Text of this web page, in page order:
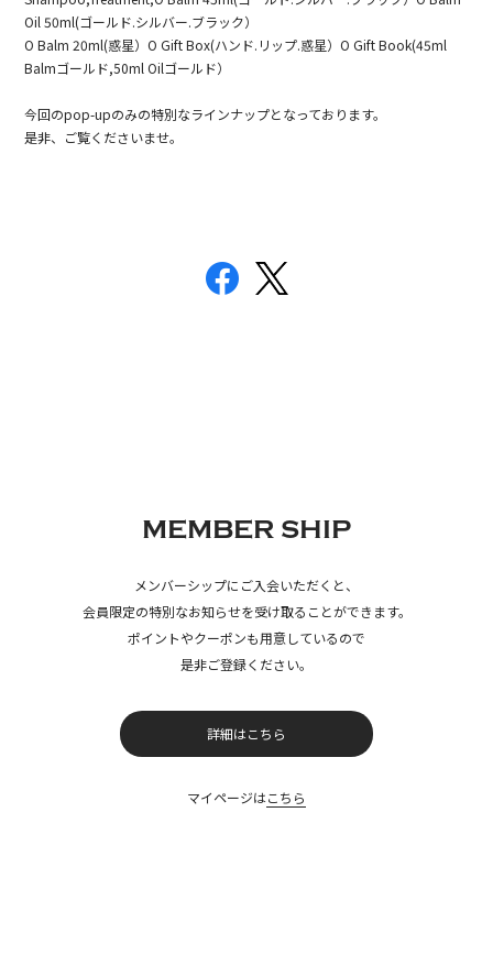
Oil 50ml(ゴールド.シルバー.ブラック）
O Balm 20ml(惑星）O Gift Box(ハンド.リップ.惑星）O Gift Book(45ml
Balmゴールド,50ml Oilゴールド）
今回のpop-upのみの特別なラインナップとなっております。
是非、ご覧くださいませ。
MEMBER SHIP
メンバーシップにご入会いただくと、
会員限定の特別なお知らせを受け取ることができます。
ポイントやクーポンも用意しているので
是非ご登録ください。
詳細はこちら
マイページはこちら